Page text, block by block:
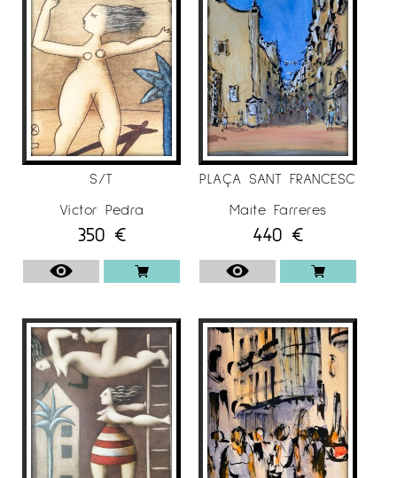
S/T
Víctor Pedra
350 €
PLAÇA SANT FRANCESC
Maite Farreres
440 €